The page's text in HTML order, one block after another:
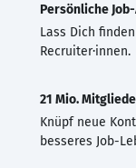
Persönliche
Lass Dich
Recruiter·innen.
21 Mio.
Knüpf neue
besseres Job-